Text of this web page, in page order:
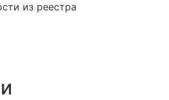
из реестра